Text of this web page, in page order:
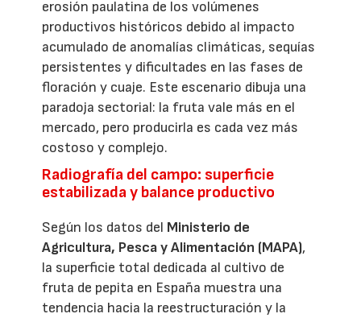
erosión paulatina de los volúmenes
productivos históricos debido al impacto
acumulado de anomalías climáticas, sequías
persistentes y dificultades en las fases de
floración y cuaje. Este escenario dibuja una
paradoja sectorial: la fruta vale más en el
mercado, pero producirla es cada vez más
costoso y complejo.
Radiografía del campo: superficie
estabilizada y balance productivo
Según los datos del Ministerio de
Agricultura, Pesca y Alimentación (MAPA),
la superficie total dedicada al cultivo de
fruta de pepita en España muestra una
tendencia hacia la reestructuración y la